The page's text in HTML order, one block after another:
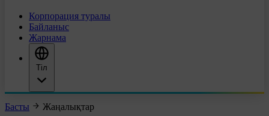
Корпорация туралы
Байланыс
Жарнама
Тіл
Басты Жаңалықтар